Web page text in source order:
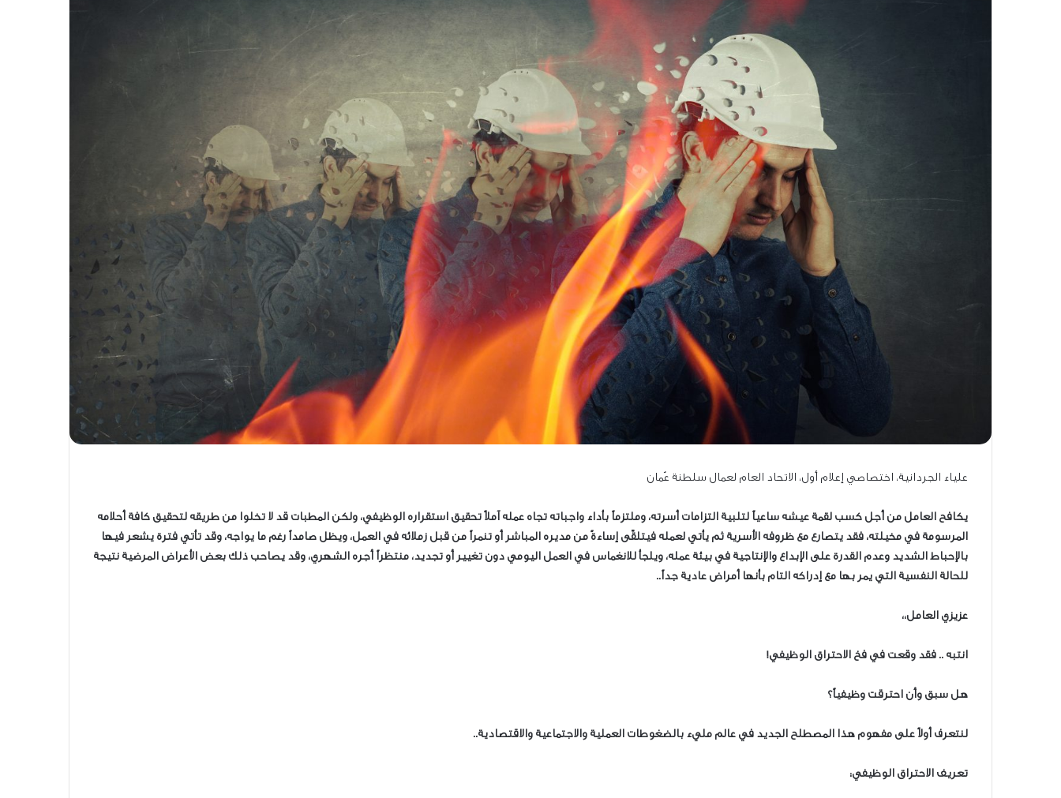
علياء الجردانية، اختصاصي إعلام أول، الاتحاد العام لعمال سلطنة عُمان
يكافح العامل من أجل كسب لقمة عيشه ساعياً لتلبية التزامات أسرته، وملتزماً بأداء واجباته تجاه عمله آملاً تحقيق استقراره الوظيفي، ولكن المطبات قد لا تخلوا من طريقه لتحقيق كافة أحلامه
المرسومة في مخيلته، فقد يتصارع مع ظروفه الأسرية ثم يأتي لعمله فيتلقّى إساءةً من مديره المباشر أو تنمراً من قبل زملائه في العمل، ويظل صامداً رغم ما يواجه، وقد تأتي فترة يشعر فيها
بالإحباط الشديد وعدم القدرة على الإبداع والإنتاجية في بيئة عمله، ويلجأ للانغماس في العمل اليومي دون تغيير أو تجديد، منتظراً أجره الشهري، وقد يصاحب ذلك بعض الأعراض المرضية نتيجة
للحالة النفسية التي يمر بها مع إدراكه التام بأنها أمراض عادية جداً..
عزيزي العامل،،
انتبه .. فقد وقعت في فخ الاحتراق الوظيفي!
هل سبق وأن احترقت وظيفياً؟
لنتعرف أولاً على مفهوم هذا المصطلح الجديد في عالم مليء بالضغوطات العملية والاجتماعية والاقتصادية..
تعريف الاحتراق الوظيفي: